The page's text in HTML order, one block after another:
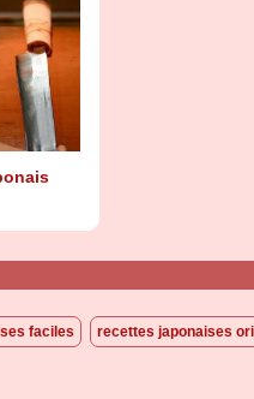
faciles recettes japonaises